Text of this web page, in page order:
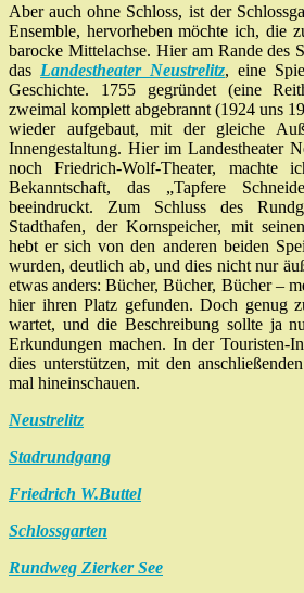
Aber auch ohne Schloss, ist der
Ensemble, hervorheben möchte ich, die
barocke Mittelachse. Hier am Rande des
das Landestheater Neustrelitz, eine
Geschichte. 1755 gegründet (eine
zweimal komplett abgebrannt (1924 uns
wieder aufgebaut, mit der gleiche
Innengestaltung. Hier im Landestheater
noch Friedrich-Wolf-Theater, machte
Bekanntschaft, das „Tapfere
beeindruckt. Zum Schluss des
Stadthafen, der Kornspeicher, mit
hebt er sich von den anderen beiden
wurden, deutlich ab, und dies nicht nur
etwas anders: Bücher, Bücher, Bücher –
hier ihren Platz gefunden. Doch genug
wartet, und die Beschreibung sollte ja
Erkundungen machen. In der Touristen-
dies unterstützen, mit den
mal hineinschauen.
Neustrelitz
Stadrundgang
Friedrich W.Buttel
Schlossgarten
Rundweg Zierker See